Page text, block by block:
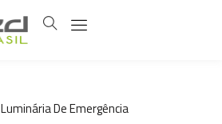
Luminária De Emergência